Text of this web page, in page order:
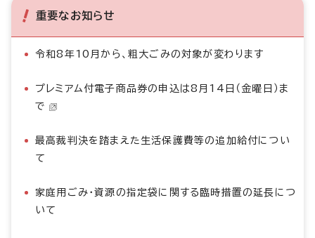
重要なお知らせ
令和8年10月から、粗大ごみの対象が変わります
プレミアム付電子商品券の申込は8月14日（金曜日）ま
で
最高裁判決を踏まえた生活保護費等の追加給付につい
て
家庭用ごみ・資源の指定袋に関する臨時措置の延長につ
いて